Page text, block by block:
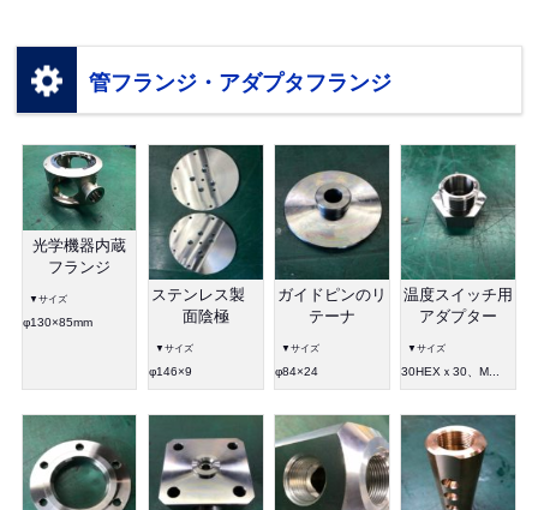
管フランジ・アダプタフランジ
光学機器内蔵
フランジ
▼サイズ
φ130×85mm
ステンレス製
面陰極
▼サイズ
φ146×9
ガイドピンのリ
テーナ
▼サイズ
φ84×24
温度スイッチ用
アダプター
▼サイズ
30HEXｘ30、M...